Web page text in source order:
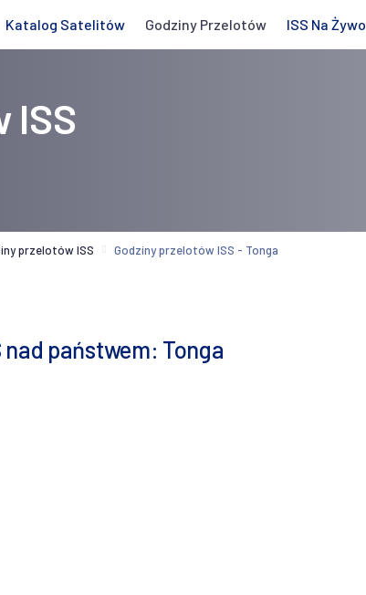
Katalog Satelitów Godziny Przelotów ISS Na Żywo
ISS
przelotów ISS Godziny przelotów ISS - Tonga
państwem: Tonga